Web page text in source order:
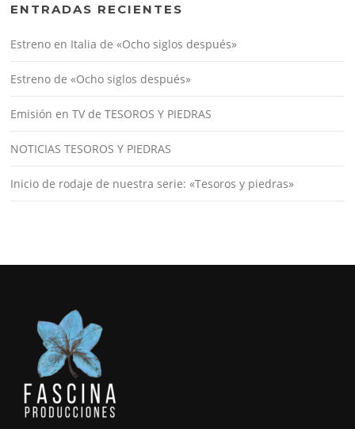
ENTRADAS RECIENTES
Estreno en Italia de «Ocho siglos después»
Estreno de «Ocho siglos después»
Emisión en TV de TESOROS Y PIEDRAS
NOTICIAS TESOROS Y PIEDRAS
Inicio de rodaje de nuestra serie: «Tesoros y piedras»